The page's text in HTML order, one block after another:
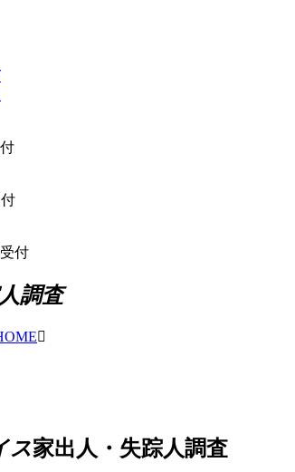
付
調査
ス家出人・失踪人調査